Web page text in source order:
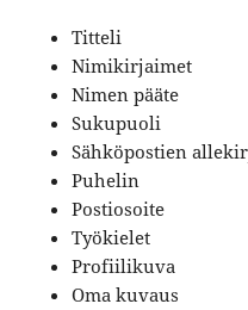
Titteli
Nimikirjaimet
Nimen pääte
Sukupuoli
Sähköpostien
Puhelin
Postiosoite
Työkielet
Profiilikuva
Oma kuvaus